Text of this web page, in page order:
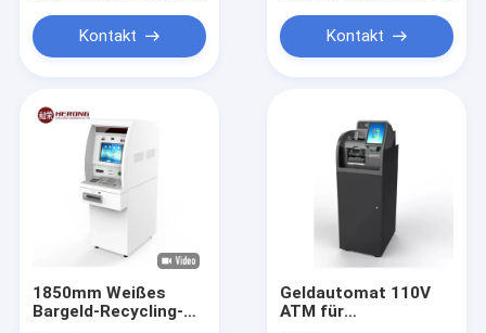
Kontakt Kontakt
1850mm Weißes
Bargeld-Recycling-
Geldautomat 110V
ATM für